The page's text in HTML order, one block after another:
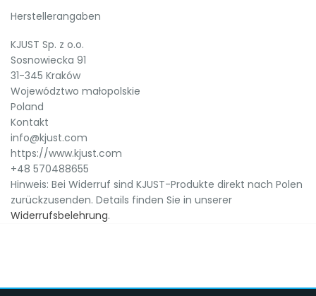
Herstellerangaben
KJUST Sp. z o.o.
Sosnowiecka 91
31-345 Kraków
Województwo małopolskie
Poland
Kontakt
info@kjust.com
https://www.kjust.com
+48 570488655
Hinweis: Bei Widerruf sind KJUST-Produkte direkt nach Polen
zurückzusenden. Details finden Sie in unserer
Widerrufsbelehrung.